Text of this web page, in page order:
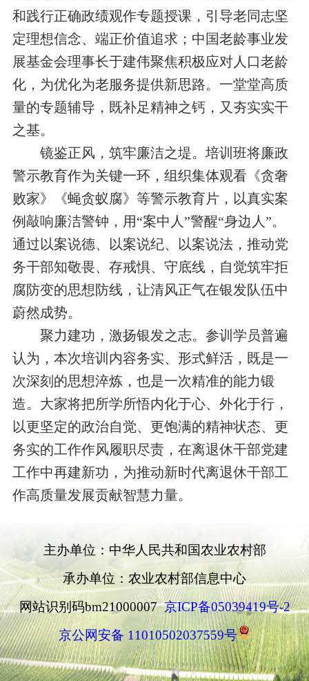
和践行正确政绩观作专题授课，引导老同志坚
定理想信念、端正价值追求；中国老龄事业发
展基金会理事长于建伟聚焦积极应对人口老龄
化，为优化为老服务提供新思路。一堂堂高质
量的专题辅导，既补足精神之钙，又夯实实干
之基。
镜鉴正风，筑牢廉洁之堤。 培训班将廉政
警示教育作为关键一环，组织集体观看《贪奢
败家》《蝇贪蚁腐》等警示教育片，以真实案
例敲响廉洁警钟，用“案中人”警醒“身边人”。
通过以案说德、以案说纪、以案说法，推动党
务干部知敬畏、存戒惧、守底线，自觉筑牢拒
腐防变的思想防线，让清风正气在银发队伍中
蔚然成势。
聚力建功，激扬银发之志。 参训学员普遍
认为，本次培训内容务实、形式鲜活，既是一
次深刻的思想淬炼，也是一次精准的能力锻
造。大家将把所学所悟内化于心、外化于行，
以更坚定的政治自觉、更饱满的精神状态、更
务实的工作作风履职尽责，在离退休干部党建
工作中再建新功，为推动新时代离退休干部工
作高质量发展贡献智慧力量。
主办单位：中华人民共和国农业农村部
承办单位：农业农村部信息中心
网站识别码bm21000007京ICP备05039419号-2
京公网安备 11010502037559号